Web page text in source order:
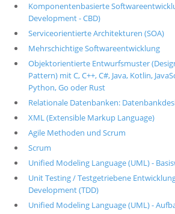
Komponentenbasierte
Development - CBD)
Serviceorientierte Architekturen (SOA)
Mehrschichtige Softwareentwicklung
Objektorientierte Entwurfsmuster
Pattern) mit C, C++, C#, Java, Kotlin,
Python, Go oder Rust
Relationale Datenbanken:
XML (Extensible Markup Language)
Agile Methoden und Scrum
Scrum
Unified Modeling Language (UML) -
Unit Testing / Testgetriebene
Development (TDD)
Unified Modeling Language (UML) -